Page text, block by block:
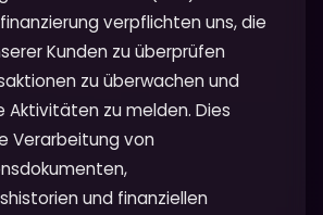
verpflichten uns, die
Kunden zu überprüfen
zu überwachen und
Aktivitäten zu melden. Dies
Verarbeitung von
und finanziellen